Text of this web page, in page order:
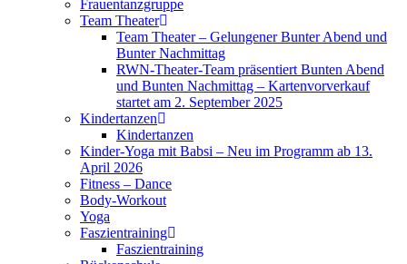
Frauentanzgruppe
Team Theater
Team Theater – Gelungener Bunter Abend und
Bunter Nachmittag
RWN-Theater-Team präsentiert Bunten Abend
und Bunten Nachmittag – Kartenvorverkauf
startet am 2. September 2025
Kindertanzen
Kindertanzen
Kinder-Yoga mit Babsi – Neu im Programm ab 13.
April 2026
Fitness – Dance
Body-Workout
Yoga
Faszientraining
Faszientraining